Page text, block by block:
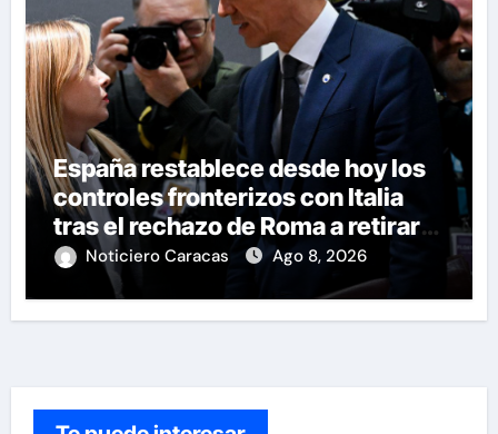
España restablece desde hoy los
controles fronterizos con Italia
tras el rechazo de Roma a retirar
las restricciones
Noticiero Caracas Ago 8, 2026